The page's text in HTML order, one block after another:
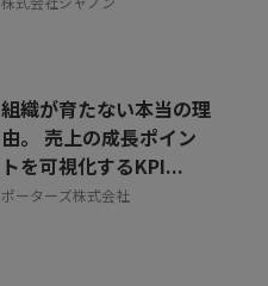
組織が育たない本当の理
由。 売上の成長ポイン
トを可視化するKPI...
ポーターズ株式会社